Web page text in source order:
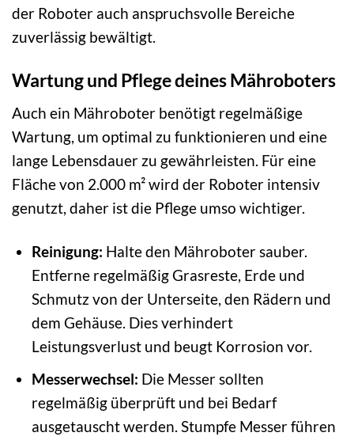
der Roboter auch anspruchsvolle Bereiche
zuverlässig bewältigt.
Wartung und Pflege deines Mähroboters
Auch ein Mähroboter benötigt regelmäßige
Wartung, um optimal zu funktionieren und eine
lange Lebensdauer zu gewährleisten. Für eine
Fläche von 2.000 m² wird der Roboter intensiv
genutzt, daher ist die Pflege umso wichtiger.
Reinigung: Halte den Mähroboter sauber.
Entferne regelmäßig Grasreste, Erde und
Schmutz von der Unterseite, den Rädern und
dem Gehäuse. Dies verhindert
Leistungsverlust und beugt Korrosion vor.
Messerwechsel: Die Messer sollten
regelmäßig überprüft und bei Bedarf
ausgetauscht werden. Stumpfe Messer führen